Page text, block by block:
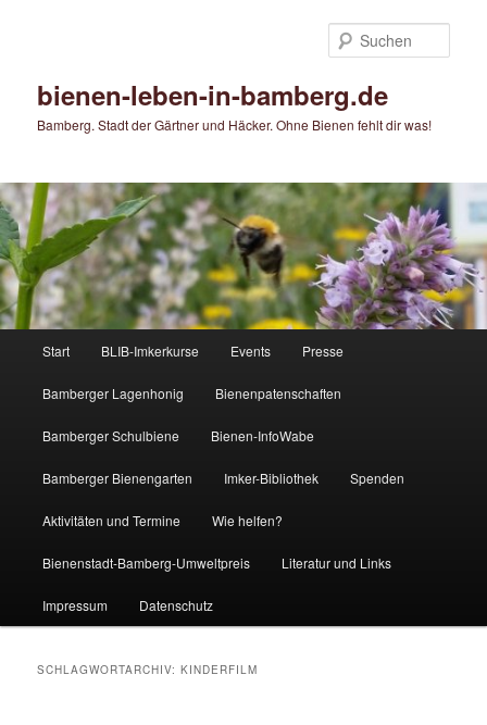
bienen-leben-in-bamberg.de
Bamberg. Stadt der Gärtner und Häcker. Ohne Bienen fehlt dir was!
Start BLIB-Imkerkurse Events Presse
Bamberger Lagenhonig Bienenpatenschaften
Bamberger Schulbiene Bienen-InfoWabe
Bamberger Bienengarten Imker-Bibliothek Spenden
Aktivitäten und Termine Wie helfen?
Bienenstadt-Bamberg-Umweltpreis Literatur und Links
Impressum Datenschutz
SCHLAGWORTARCHIV:KINDERFILM